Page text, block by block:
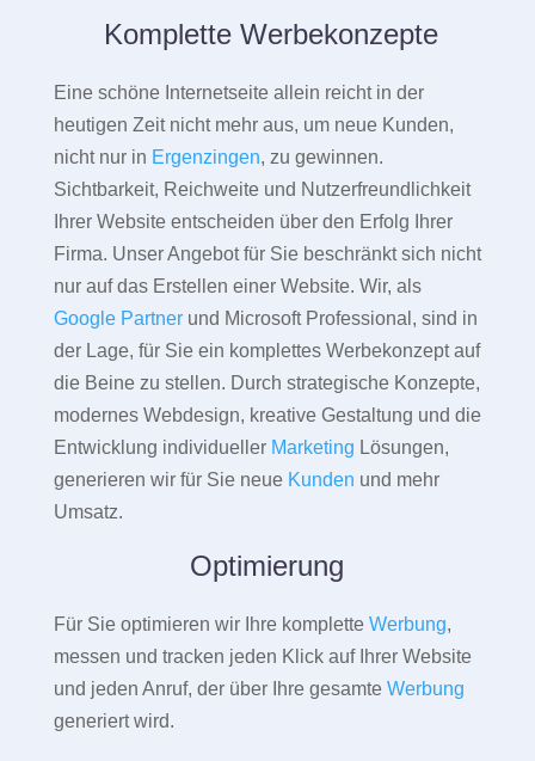
Komplette Werbekonzepte
Eine schöne Internetseite allein reicht in der
heutigen Zeit nicht mehr aus, um neue Kunden,
nicht nur in Ergenzingen, zu gewinnen.
Sichtbarkeit, Reichweite und Nutzerfreundlichkeit
Ihrer Website entscheiden über den Erfolg Ihrer
Firma. Unser Angebot für Sie beschränkt sich nicht
nur auf das Erstellen einer Website. Wir, als
Google Partnerund Microsoft Professional, sind in
der Lage, für Sie ein komplettes Werbekonzept auf
die Beine zu stellen. Durch strategische Konzepte,
modernes Webdesign, kreative Gestaltung und die
Entwicklung individueller Marketing Lösungen,
generieren wir für Sie neue Kunden und mehr
Umsatz.
Optimierung
Für Sie optimieren wir Ihre komplette Werbung,
messen und tracken jeden Klick auf Ihrer Website
und jeden Anruf, der über Ihre gesamte Werbung
generiert wird.